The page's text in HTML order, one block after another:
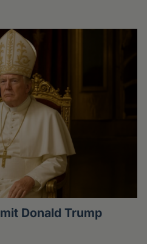
Donald Trump